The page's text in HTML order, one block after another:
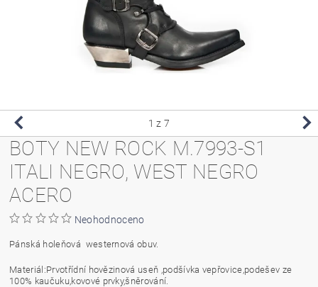
1 z 7
BOTY NEW ROCK M.7993-S1
ITALI NEGRO, WEST NEGRO
ACERO
Neohodnoceno
Pánská holeňová westernová obuv.
Materiál:Prvotřídní hovězinová useň ,podšívka vepřovice,podešev ze
100% kaučuku,kovové prvky,šněrování.